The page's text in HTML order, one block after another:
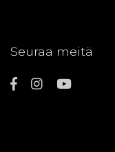
Seuraa meitä